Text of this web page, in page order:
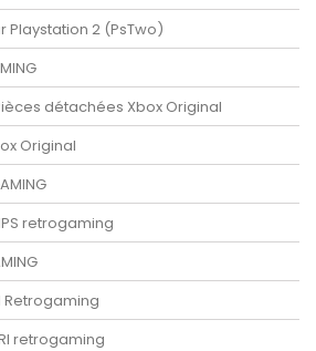
Playstation 2 (PsTwo)
détachées Xbox Original
Original
retrogaming
Retrogaming
retrogaming